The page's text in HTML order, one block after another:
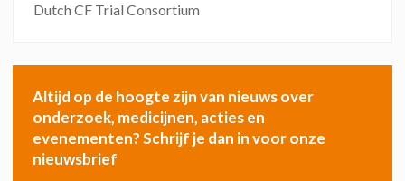
Dutch CF Trial Consortium
Altijd op de hoogte zijn van nieuws over
onderzoek, medicijnen, acties en
evenementen? Schrijf je dan in voor onze
nieuwsbrief